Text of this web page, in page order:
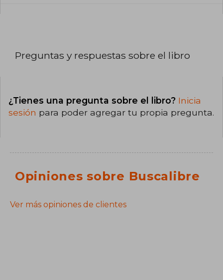
Preguntas y respuestas sobre el libro
¿Tienes una pregunta sobre el libro? Inicia
sesión para poder agregar tu propia pregunta.
Opiniones sobre Buscalibre
Ver más opiniones de clientes